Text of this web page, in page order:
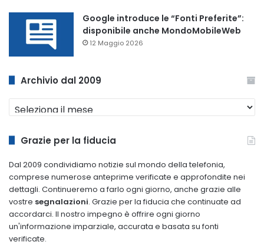
Google introduce le “Fonti Preferite”:
disponibile anche MondoMobileWeb
12 Maggio 2026
Archivio dal 2009
Archivio
dal
Grazie per la fiducia
Dal 2009 condividiamo notizie sul mondo della telefonia,
comprese numerose anteprime verificate e approfondite nei
dettagli. Continueremo a farlo ogni giorno, anche grazie alle
vostre segnalazioni. Grazie per la fiducia che continuate ad
accordarci. Il nostro impegno è offrire ogni giorno
un'informazione imparziale, accurata e basata su fonti
verificate.